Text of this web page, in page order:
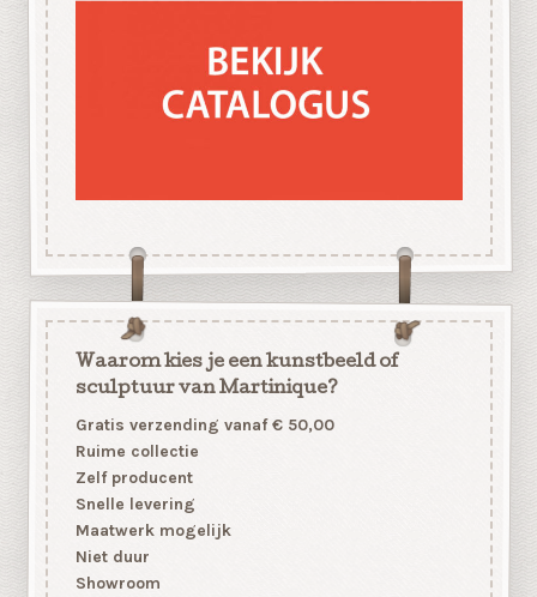
Waarom kies je een kunstbeeld of
sculptuur van Martinique?
Gratis verzending vanaf € 50,00
Ruime collectie
Zelf producent
Snelle levering
Maatwerk mogelijk
Niet duur
Showroom